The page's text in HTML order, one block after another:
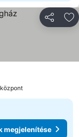
megjelenítése